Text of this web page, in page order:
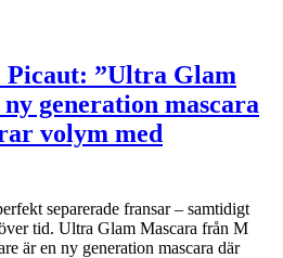
”Ultra Glam
generation mascara
volym med
separerade fransar – samtidigt
tid. Ultra Glam Mascara från M
är en ny generation mascara där